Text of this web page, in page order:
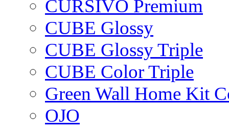
CURSIVO Premium
CUBE Glossy
CUBE Glossy Triple
CUBE Color Triple
Green Wall Home Kit
OJO